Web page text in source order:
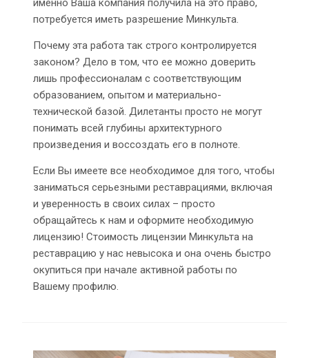
именно Ваша компания получила на это право,
потребуется иметь разрешение Минкульта.
Почему эта работа так строго контролируется
законом? Дело в том, что ее можно доверить
лишь профессионалам с соответствующим
образованием, опытом и материально-
технической базой. Дилетанты просто не могут
понимать всей глубины архитектурного
произведения и воссоздать его в полноте.
Если Вы имеете все необходимое для того, чтобы
заниматься серьезными реставрациями, включая
и уверенность в своих силах – просто
обращайтесь к нам и оформите необходимую
лицензию! Стоимость лицензии Минкульта на
реставрацию у нас невысока и она очень быстро
окупиться при начале активной работы по
Вашему профилю.